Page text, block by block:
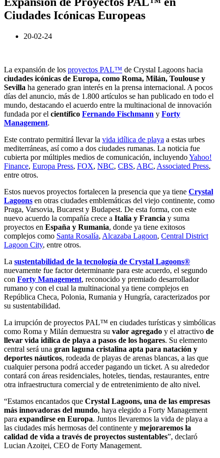
Ciudades Icónicas Europeas
20-02-24
La expansión de los proyectos PAL™ de Crystal Lagoons hacia
ciudades icónicas de Europa, como Roma, Milán, Toulouse y
Sevilla ha generado gran interés en la prensa internacional. A pocos
días del anuncio, más de 1.800 artículos se han publicado en todo el
mundo, destacando el acuerdo entre la multinacional de innovación
fundada por el científico Fernando Fischmann y Forty
Management.
Este contrato permitirá llevar la vida idílica de playa a estas urbes
mediterráneas, así como a dos ciudades rumanas. La noticia fue
cubierta por múltiples medios de comunicación, incluyendoYahoo!
Finance, Europa Press, FOX, NBC, CBS, ABC, Associated Press,
entre otros.
Estos nuevos proyectos fortalecen la presencia que ya tiene Crystal
Lagoons en otras ciudades emblemáticas del viejo continente, como
Praga, Varsovia, Bucarest y Budapest. De esta forma, con este
nuevo acuerdo la compañía crece a Italia y Francia y suma
proyectos en España y Rumania, donde ya tiene exitosos
complejos como Santa Rosalía, Alcazaba Lagoon, Central District
Lagoon City, entre otros.
La sustentabilidad de la tecnología de Crystal Lagoons®
nuevamente fue factor determinante para este acuerdo, el segundo
con Forty Management, reconocido y premiado desarrollador
rumano y con el cual la multinacional ya tiene complejos en
República Checa, Polonia, Rumania y Hungría, caracterizados por
su sustentabilidad.
La irrupción de proyectos PAL™ en ciudades turísticas y simbólicas
como Roma y Milán demuestra su valor agregado y el atractivo de
llevar vida idílica de playa a pasos de los hogares. Su elemento
central será una gran laguna cristalina apta para natación y
deportes náuticos, rodeada de playas de arenas blancas, a las que
cualquier persona podrá acceder pagando un ticket. A su alrededor
contará con áreas residenciales, hoteles, tiendas, restaurantes, entre
otra infraestructura comercial y de entretenimiento de alto nivel.
“Estamos encantados que Crystal Lagoons, una de las empresas
más innovadoras del mundo, haya elegido a Forty Management
para expandirse en Europa. Juntos llevaremos la vida de playa a
las ciudades más hermosas del continente y mejoraremos la
calidad de vida a través de proyectos sustentables”, declaró
Lucian Azoiței, CEO de Forty Management.